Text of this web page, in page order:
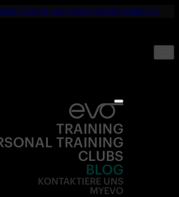
FITNESS. NUR 19,90€ BIS SEPTEMBER. 💪
TRAINING
TRAINING
CLUBS
BLOG
KONTAKTIERE UNS
MYEVO